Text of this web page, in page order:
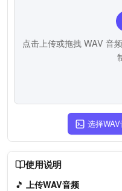
点击上传或拖拽 WAV 音
选择
使用说明
🎵
上传WAV音频